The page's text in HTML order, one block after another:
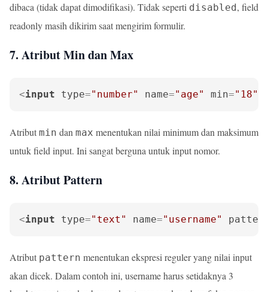
dibaca (tidak dapat dimodifikasi). Tidak seperti disabled, field
readonly masih dikirim saat mengirim formulir.
7. Atribut Min dan Max
<input type="number" name="age" min="18"
Atribut min dan max menentukan nilai minimum dan maksimum
untuk field input. Ini sangat berguna untuk input nomor.
8. Atribut Pattern
<input type="text" name="username"
Atribut pattern menentukan ekspresi reguler yang nilai input
akan dicek. Dalam contoh ini, username harus setidaknya 3